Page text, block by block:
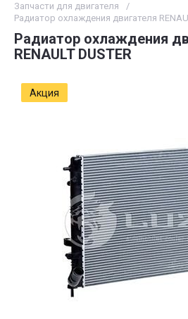
Запчасти для двигателя
/
Радиатор охлаждения двигателя
Радиатор охлаждения
RENAULT DUSTER
Акция